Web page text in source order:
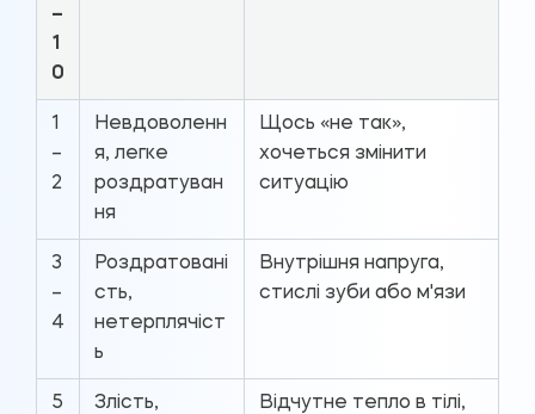
–
1
0
1
–
2
Невдоволенн
я, легке
роздратуван
ня
Щось «не так»,
хочеться змінити
ситуацію
3
–
4
Роздратовані
сть,
нетерплячіст
ь
Внутрішня напруга,
стислі зуби або м'язи
5
Злість,
Відчутне тепло в тілі,